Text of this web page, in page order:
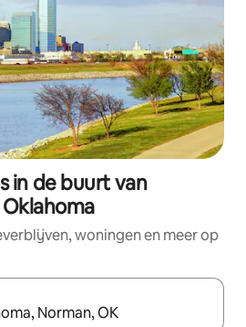
in de buurt van
woningen en meer op
beschikbaar zijn, maak je een keuze